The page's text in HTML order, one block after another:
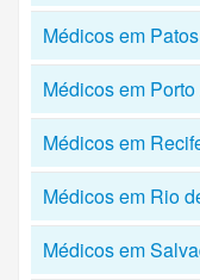
Médicos em
Médicos em
Médicos em
Médicos em Rio
Médicos em